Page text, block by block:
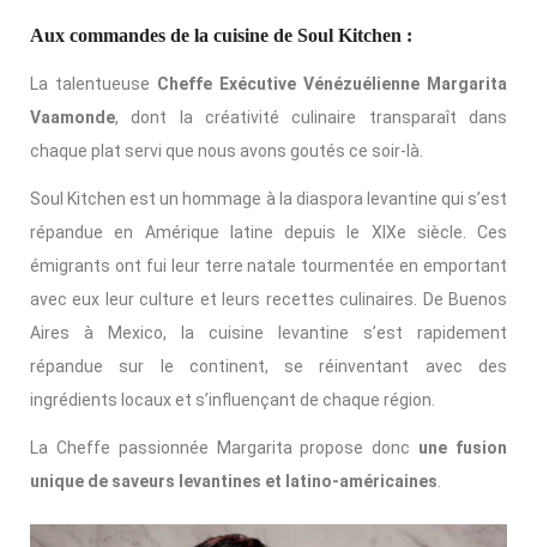
Aux commandes de la cuisine de Soul Kitchen :
La talentueuse Cheffe Exécutive Vénézuélienne Margarita
Vaamonde, dont la créativité culinaire transparaît dans
chaque plat servi que nous avons goutés ce soir-là.
Soul Kitchen est un hommage à la diaspora levantine qui s’est
répandue en Amérique latine depuis le XIXe siècle. Ces
émigrants ont fui leur terre natale tourmentée en emportant
avec eux leur culture et leurs recettes culinaires. De Buenos
Aires à Mexico, la cuisine levantine s’est rapidement
répandue sur le continent, se réinventant avec des
ingrédients locaux et s’influençant de chaque région.
La Cheffe passionnée Margarita propose donc une fusion
unique de saveurs levantines et latino-américaines